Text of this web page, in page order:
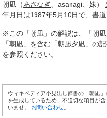
朝凪（あさなぎ、asanagi、妹）
年月日は1987年5月10日で、 書道
※この「朝凪」の解説は、「朝凪
「朝凪」を含む「朝凪夕凪」の記
を参照ください。
ウィキペディア小見出し辞書の「朝凪
を生成しているため、不適切な項目が
いませ。 お問い合わせ